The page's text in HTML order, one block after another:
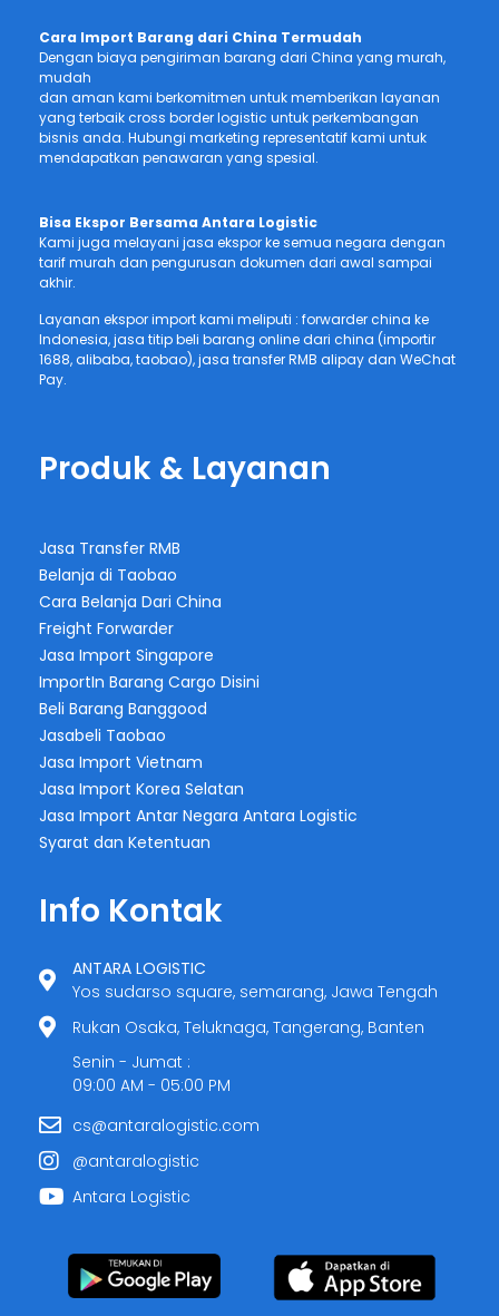
Cara Import Barang dari China Termudah
Dengan biaya pengiriman barang dari China yang murah,
mudah
dan aman kami berkomitmen untuk memberikan layanan
yang terbaik cross border logistic untuk perkembangan
bisnis anda. Hubungi marketing representatif kami untuk
mendapatkan penawaran yang spesial.
Bisa Ekspor Bersama Antara Logistic
Kami juga melayani jasa ekspor ke semua negara dengan
tarif murah dan pengurusan dokumen dari awal sampai
akhir.
Layanan ekspor import kami meliputi : forwarder china ke
Indonesia, jasa titip beli barang online dari china (importir
1688, alibaba, taobao), jasa transfer RMB alipay dan WeChat
Pay.
Produk & Layanan
Jasa Transfer RMB
Belanja di Taobao
Cara Belanja Dari China
Freight Forwarder
Jasa Import Singapore
ImportIn Barang Cargo Disini
Beli Barang Banggood
Jasabeli Taobao
Jasa Import Vietnam
Jasa Import Korea Selatan
Jasa Import Antar Negara Antara Logistic
Syarat dan Ketentuan
Info Kontak
ANTARA LOGISTIC
Yos sudarso square, semarang, Jawa Tengah
Rukan Osaka, Teluknaga, Tangerang, Banten
Senin - Jumat :
09:00 AM - 05:00 PM
cs@antaralogistic.com
@antaralogistic
Antara Logistic